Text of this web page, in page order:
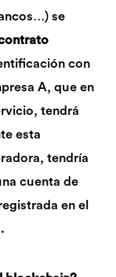
se
con
A, que en
tendrá
esta
tendría
cuenta de
en el